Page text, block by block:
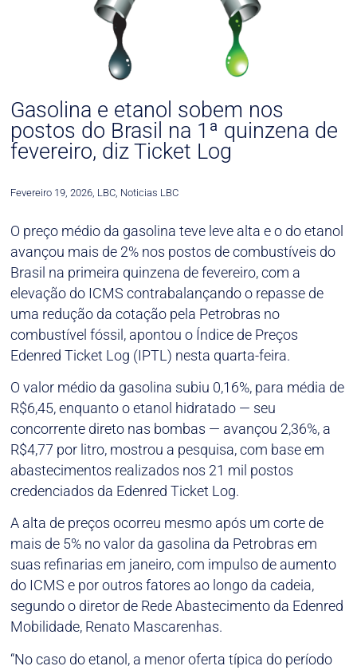
Gasolina e etanol sobem nos
postos do Brasil na 1ª quinzena de
fevereiro, diz Ticket Log
Fevereiro 19, 2026, LBC, Noticias LBC
O preço médio da gasolina teve leve alta e o do etanol
avançou mais de 2% nos postos de combustíveis do
Brasil na primeira quinzena de fevereiro, com a
elevação do ICMS contrabalançando o repasse de
uma redução da cotação pela Petrobras no
combustível fóssil, apontou o Índice de Preços
Edenred Ticket Log (IPTL) nesta quarta-feira.
O valor médio da gasolina subiu 0,16%, para média de
R$6,45, enquanto o etanol hidratado — seu
concorrente direto nas bombas — avançou 2,36%, a
R$4,77 por litro, mostrou a pesquisa, com base em
abastecimentos realizados nos 21 mil postos
credenciados da Edenred Ticket Log.
A alta de preços ocorreu mesmo após um corte de
mais de 5% no valor da gasolina da Petrobras em
suas refinarias em janeiro, com impulso de aumento
do ICMS e por outros fatores ao longo da cadeia,
segundo o diretor de Rede Abastecimento da Edenred
Mobilidade, Renato Mascarenhas.
“No caso do etanol, a menor oferta típica do período